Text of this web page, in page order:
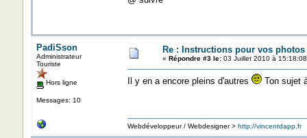
PadiSson
Administrateur
Touriste
Hors ligne
Messages: 10
Re : Instructions pour vos photos
« Répondre #3 le:03 Juillet 2010 à
Il y en a encore pleins d'autres Ton sujet
Webdéveloppeur / Webdesigner > http://vincentdapp.fr